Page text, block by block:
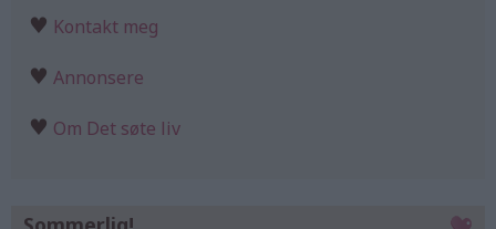
♥ Kontakt meg
♥ Annonsere
♥ Om Det søte liv